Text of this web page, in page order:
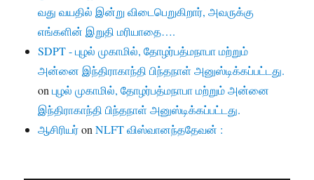
வது வயதில் இன்று விடைபெறுகிறார், அவருக்கு
எங்களின் இறுதி மரியாதை….
SDPT - புழல் முகாமில், தோழர்பத்மநாபா மற்றும்
அன்னை இந்திராகாந்தி பிந்தநாள் அனுஸ்டிக்கப்பட்டது.
onபுழல் முகாமில், தோழர்பத்மநாபா மற்றும் அன்னை
இந்திராகாந்தி பிந்தநாள் அனுஸ்டிக்கப்பட்டது.
ஆசிரியர்onNLFT விஸ்வானந்ததேவன் :